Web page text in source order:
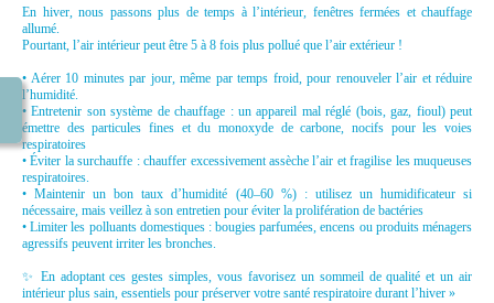
En hiver, nous passons plus de temps à l’intérieur, fenêtres fermées et chauffage
allumé.
Pourtant, l’air intérieur peut être 5 à 8 fois plus pollué que l’air extérieur !
• Aérer 10 minutes par jour, même par temps froid, pour renouveler l’air et réduire
l’humidité.
• Entretenir son système de chauffage : un appareil mal réglé (bois, gaz, fioul) peut
émettre des particules fines et du monoxyde de carbone, nocifs pour les voies
respiratoires
• Éviter la surchauffe : chauffer excessivement assèche l’air et fragilise les muqueuses
respiratoires.
• Maintenir un bon taux d’humidité (40–60 %) : utilisez un humidificateur si
nécessaire, mais veillez à son entretien pour éviter la prolifération de bactéries
• Limiter les polluants domestiques : bougies parfumées, encens ou produits ménagers
agressifs peuvent irriter les bronches.
✨ En adoptant ces gestes simples, vous favorisez un sommeil de qualité et un air
intérieur plus sain, essentiels pour préserver votre santé respiratoire durant l’hiver »